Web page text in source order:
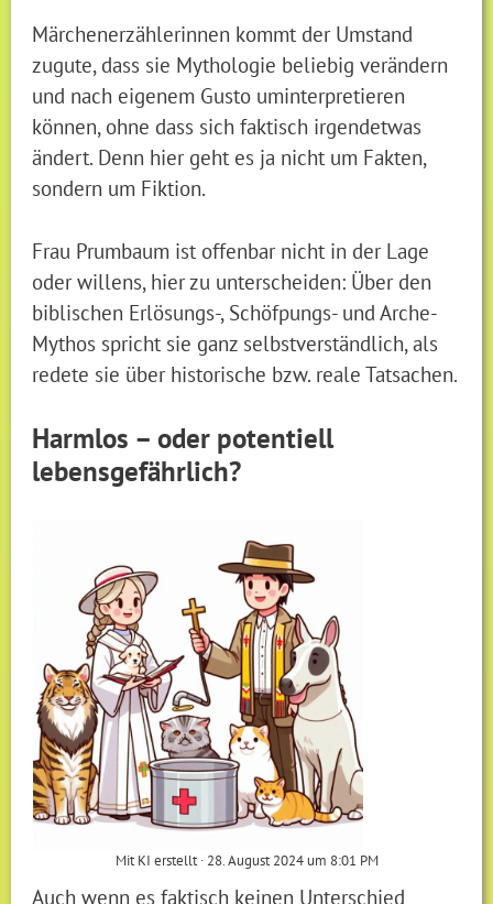
Märchenerzählerinnen kommt der Umstand
zugute, dass sie Mythologie beliebig verändern
und nach eigenem Gusto uminterpretieren
können, ohne dass sich faktisch irgendetwas
ändert. Denn hier geht es ja nicht um Fakten,
sondern um Fiktion.
Frau Prumbaum ist offenbar nicht in der Lage
oder willens, hier zu unterscheiden: Über den
biblischen Erlösungs-, Schöfpungs- und Arche-
Mythos spricht sie ganz selbstverständlich, als
redete sie über historische bzw. reale Tatsachen.
Harmlos – oder potentiell
lebensgefährlich?
Mit KI erstellt ∙ 28. August 2024 um 8:01 PM
Auch wenn es faktisch keinen Unterschied